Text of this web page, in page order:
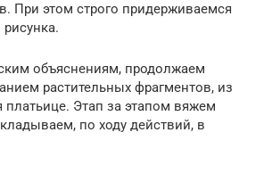
При этом строго придерживаемся
объяснениям, продолжаем
растительных фрагментов, из
платьице. Этап за этапом вяжем
по ходу действий, в